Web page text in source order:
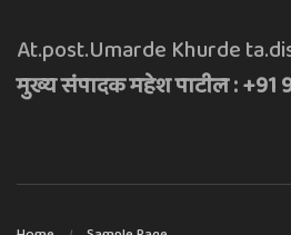
At.post.Umarde Khurde
मुख्य संपादक महेश पाटील : +91